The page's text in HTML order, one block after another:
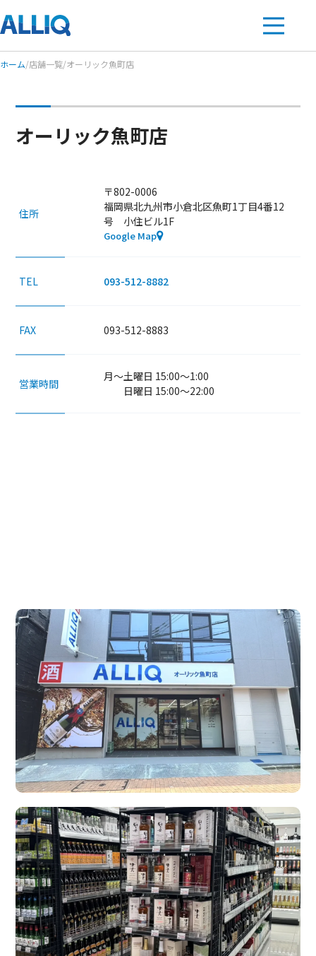
ホーム/店舗一覧/オーリック魚町店
オーリック魚町店
住所
〒802-0006
福岡県北九州市小倉北区魚町1丁目4番12
号 小住ビル1F
Google Map
TEL 093-512-8882
FAX 093-512-8883
営業時間
月～土曜日 15:00～1:00
日曜日 15:00～22:00